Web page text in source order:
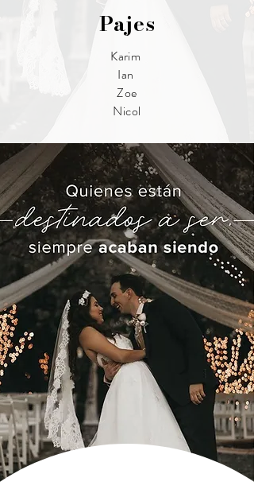
Pajes
Karim
Ian
Zoe
Nicol